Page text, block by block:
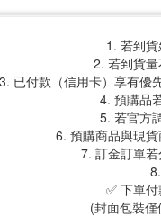
1. 若到貨
2. 若到貨量
3. 已付款（信用卡）享有優
4. 預購品
5. 若官方
6. 預購商品與現貨
7. 訂金訂單若
✅ 下單
(封面包裝